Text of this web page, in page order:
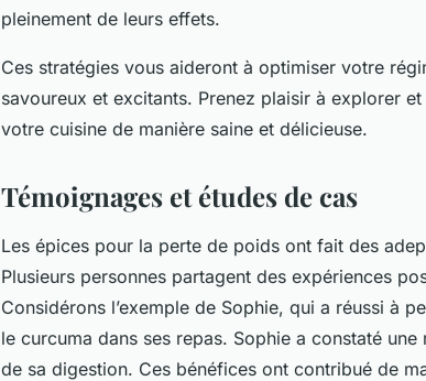
pleinement de leurs effets.
Ces stratégies vous aideront à optimiser votre
savoureux et excitants. Prenez plaisir à explorer
votre cuisine de manière saine et délicieuse.
Témoignages et études de cas
Les épices pour la perte de poids ont fait des
Plusieurs personnes partagent des expériences
Considérons l’exemple de Sophie, qui a réussi à
le curcuma dans ses repas. Sophie a constaté
de sa digestion. Ces bénéfices ont contribué de